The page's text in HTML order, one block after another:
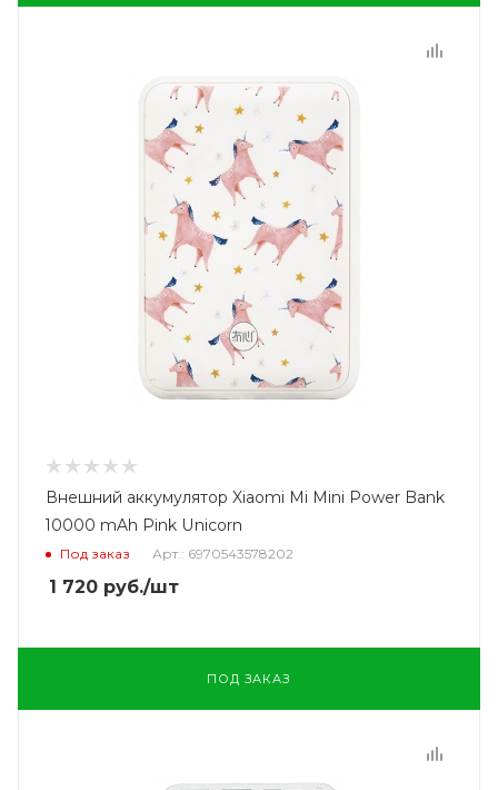
Внешний аккумулятор Xiaomi Mi Mini Power Bank
10000 mAh Pink Unicorn
Под заказ Арт.: 6970543578202
1 720 руб./шт
ПОД ЗАКАЗ